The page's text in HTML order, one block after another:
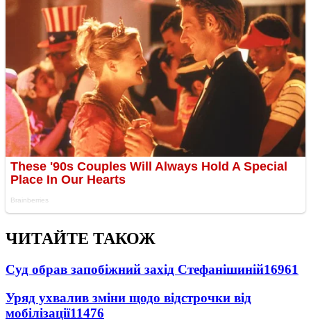
ЧИТАЙТЕ ТАКОЖ
Суд обрав запобіжний захід Стефанішиній16961
Уряд ухвалив зміни щодо відстрочки від
мобілізації11476